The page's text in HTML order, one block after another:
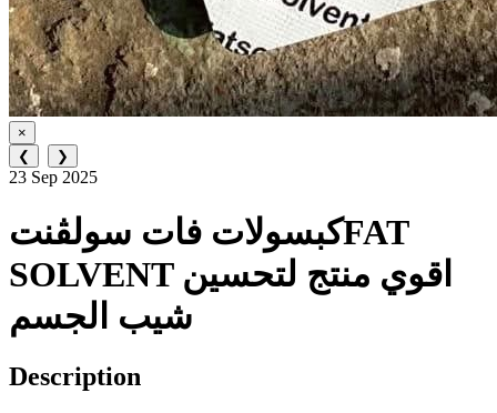
×
❮
❯
23 Sep 2025
كبسولات فات سولڤنتFAT
SOLVENT اقوي منتج لتحسين
شيب الجسم
Description